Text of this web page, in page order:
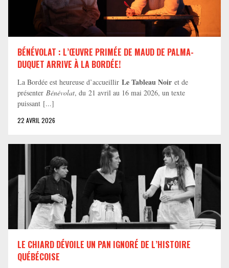
BÉNÉVOLAT : L’ŒUVRE PRIMÉE DE MAUD DE PALMA-
DUQUET ARRIVE À LA BORDÉE!
La Bordée est heureuse d’accueillir Le Tableau Noir et de
présenter Bénévolat, du 21 avril au 16 mai 2026, un texte
puissant [...]
22 AVRIL 2026
LE CHIARD DÉVOILE UN PAN IGNORÉ DE L’HISTOIRE
QUÉBÉCOISE